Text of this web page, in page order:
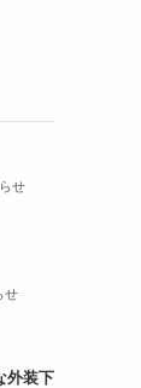
せ
せ
外装下